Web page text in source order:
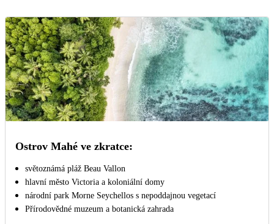
Ostrov Mahé ve zkratce:
světoznámá pláž Beau Vallon
hlavní město Victoria a koloniální domy
národní park Morne Seychellos s nepoddajnou vegetací
Přírodovědné muzeum a botanická zahrada